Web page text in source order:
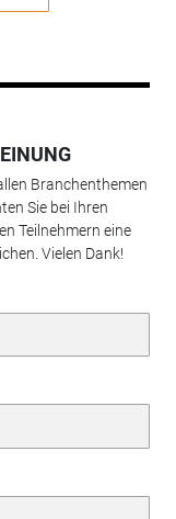
Branchenthemen
Sie bei Ihren
Teilnehmern eine
Vielen Dank!